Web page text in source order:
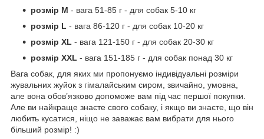
розмір M - вага 51-85 г - для собак 5-10 кг
розмір L - вага 86-120 г - для собак 10-20 кг
розмір XL - вага 121-150 г - для собак 20-30 кг
розмір XXL - вага 151-185 г - для собак понад 30 кг
Вага собак, для яких ми пропонуємо індивідуальні розміри
жувальних жуйок з гімалайським сиром, звичайно, умовна,
але вона обов’язково допоможе вам під час першої покупки.
Але ви найкраще знаєте свого собаку, і якщо ви знаєте, що він
любить кусатися, ніщо не заважає вам вибрати для нього
більший розмір! :)